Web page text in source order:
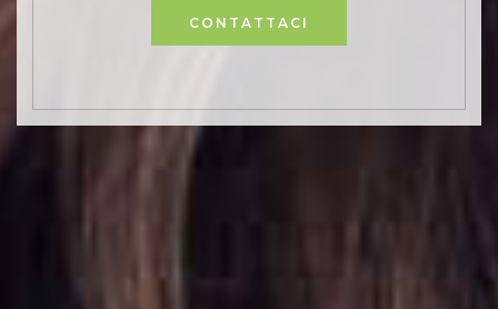
CONTATTACI